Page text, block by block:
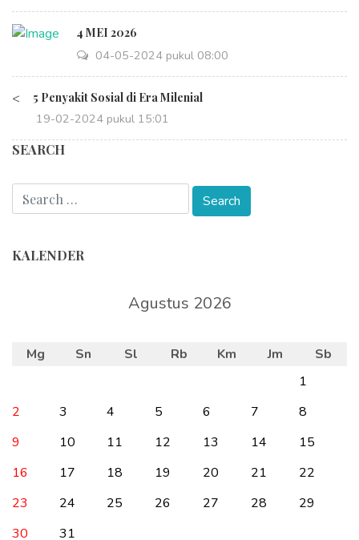
4 MEI 2026
04-05-2024 pukul 08:00
< 5 Penyakit Sosial di Era Milenial
19-02-2024 pukul 15:01
SEARCH
KALENDER
Agustus 2026
Mg Sn Sl Rb Km Jm
Sb
1
2
3 4 5 6 7
8
9
10 11 12 13 14
15
16
17 18 19 20 21
22
23
24 25 26 27 28
29
30
31